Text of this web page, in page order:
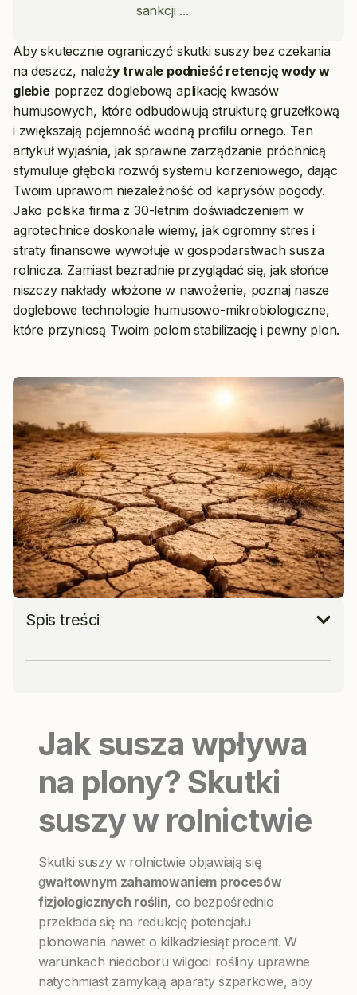
Aby skutecznie ograniczyć skutki suszy bez czekania
na deszcz, należy trwale podnieść retencję wody w
glebiepoprzez doglebową aplikację kwasów
humusowych, które odbudowują strukturę gruzełkową
i zwiększają pojemność wodną profilu ornego. Ten
artykuł wyjaśnia, jak sprawne zarządzanie próchnicą
stymuluje głęboki rozwój systemu korzeniowego, dając
Twoim uprawom niezależność od kaprysów pogody.
Jako polska firma z 30-letnim doświadczeniem w
agrotechnice doskonale wiemy, jak ogromny stres i
straty finansowe wywołuje w gospodarstwach susza
rolnicza. Zamiast bezradnie przyglądać się, jak słońce
niszczy nakłady włożone w nawożenie, poznaj nasze
doglebowe technologie humusowo-mikrobiologiczne,
które przyniosą Twoim polom stabilizację i pewny plon.
Spis treści
Jak susza wpływa
na plony? Skutki
suszy w rolnictwie
Skutki suszy w rolnictwie objawiają się
gwałtownym zahamowaniem procesów
fizjologicznych roślin, co bezpośrednio
przekłada się na redukcję potencjału
plonowania nawet o kilkadziesiąt procent. W
warunkach niedoboru wilgoci rośliny uprawne
natychmiast zamykają aparaty szparkowe, aby
sankcji